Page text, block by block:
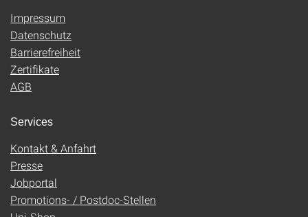
Impressum
Datenschutz
Barrierefreiheit
Zertifikate
AGB
Services
Kontakt & Anfahrt
Presse
Jobportal
Promotions- / Postdoc-Stellen